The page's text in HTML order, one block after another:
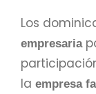
Los
empresaria
la empresa